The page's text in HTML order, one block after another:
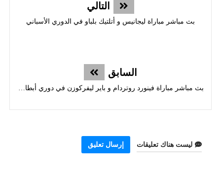
التالي
بث مباشر مباراة ليجانيس و أتلتيك بلباو في الدوري الأسباني
السابق
بث مباشر مباراة فينورد روتردام و باير ليفركوزن في دوري أبطال أوروبا
ليست هناك تعليقات إرسال تعليق